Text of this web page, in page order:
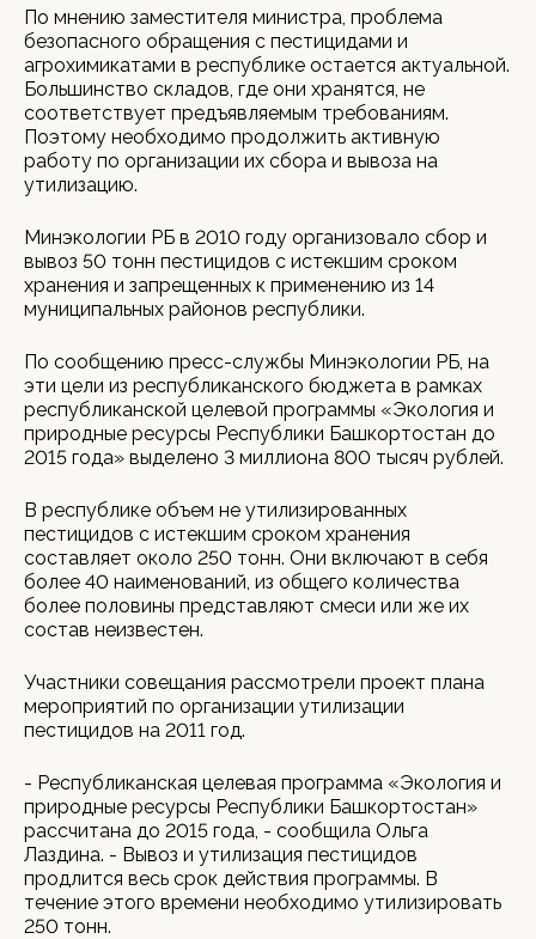
По мнению заместителя министра, проблема
безопасного обращения с пестицидами и
агрохимикатами в республике остается актуальной.
Большинство складов, где они хранятся, не
соответствует предъявляемым требованиям.
Поэтому необходимо продолжить активную
работу по организации их сбора и вывоза на
утилизацию.
Минэкологии РБ в 2010 году организовало сбор и
вывоз 50 тонн пестицидов с истекшим сроком
хранения и запрещенных к применению из 14
муниципальных районов республики.
По сообщению пресс-службы Минэкологии РБ, на
эти цели из республиканского бюджета в рамках
республиканской целевой программы «Экология и
природные ресурсы Республики Башкортостан до
2015 года» выделено 3 миллиона 800 тысяч рублей.
В республике объем не утилизированных
пестицидов с истекшим сроком хранения
составляет около 250 тонн. Они включают в себя
более 40 наименований, из общего количества
более половины представляют смеси или же их
состав неизвестен.
Участники совещания рассмотрели проект плана
мероприятий по организации утилизации
пестицидов на 2011 год.
- Республиканская целевая программа «Экология и
природные ресурсы Республики Башкортостан»
рассчитана до 2015 года, - сообщила Ольга
Лаздина. - Вывоз и утилизация пестицидов
продлится весь срок действия программы. В
течение этого времени необходимо утилизировать
250 тонн.